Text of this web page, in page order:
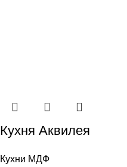
Кухня Аквилея
Кухни МДФ